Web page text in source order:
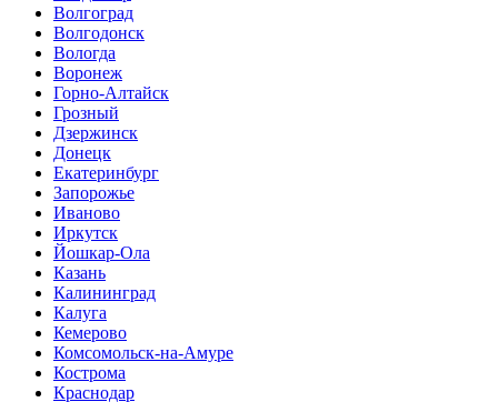
Волгоград
Волгодонск
Вологда
Воронеж
Горно-Алтайск
Грозный
Дзержинск
Донецк
Екатеринбург
Запорожье
Иваново
Иркутск
Йошкар-Ола
Казань
Калининград
Калуга
Кемерово
Комсомольск-на-Амуре
Кострома
Краснодар